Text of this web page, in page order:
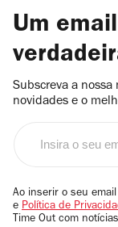
Um
Subscreva a
novidades e o
email
Ao inserir o seu
e Política de
Time Out com